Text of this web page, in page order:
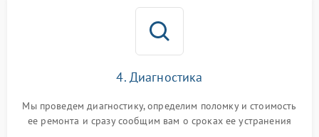
4. Диагностика
Мы проведем диагностику, определим поломку и стоимость
ее ремонта и сразу сообщим вам о сроках ее устранения